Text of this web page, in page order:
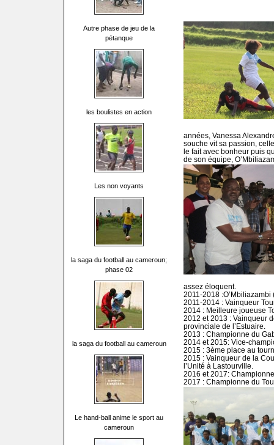
Autre phase de jeu de la
pétanque
les boulistes en action
Les non voyants
la saga du football au cameroun;
phase 02
la saga du football au cameroun
Le hand-ball anime le sport au
cameroun
années, Vanessa
souche vit sa passion,
le fait avec bonheur puis
de son équipe,
assez éloquent.
2011-2018 :O’Mbiliazambi
2011-2014 : Vainqueur
2014 : Meilleure joueuse
2012 et 2013 : Vainqueur
provinciale de l’Estuaire.
2013 : Championne du
2014 et 2015: Vice-
2015 : 3ème place au
2015 : Vainqueur de la
l’Unité à Lastourville.
2016 et 2017:
2017 : Championne du